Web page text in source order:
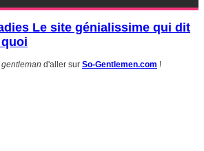
Le site génialissime qui dit
gentleman d'aller sur So-Gentlemen.com !